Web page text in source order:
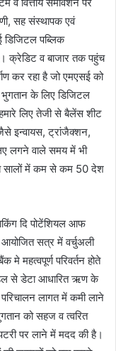
सह संस्थापक एवं
पब्लिक
क्रेडिट व बाजार तक पहुंच
कर रहा है जो एमएसई को
के लिए डिजिटल
लिए तेजी से बैलेंस शीट
इन्वायस, ट्रांजैक्शन,
लगने वाले समय में भी
सालों में कम से कम 50 देश
दि पोटेंशियल आफ
सत्र में वर्चुअली
मे महत्वपूर्ण परिवर्तन होते
से डेटा आधारित ऋण के
लागत में कमी लाने
को सहज व त्वरित
पर लाने में मदद की है।